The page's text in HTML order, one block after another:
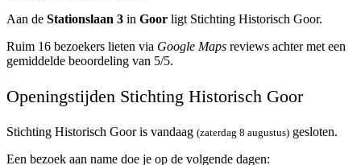
Aan de Stationslaan 3 in Goor ligt Stichting Historisch Goor.
Ruim 16 bezoekers lieten via Google Maps reviews achter met een
gemiddelde beoordeling van 5/5.
Openingstijden Stichting Historisch Goor
Stichting Historisch Goor is vandaag (zaterdag 8 augustus) gesloten.
Een bezoek aan name doe je op de volgende dagen: